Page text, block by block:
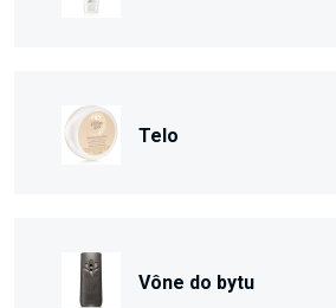
Telo
Vône do bytu